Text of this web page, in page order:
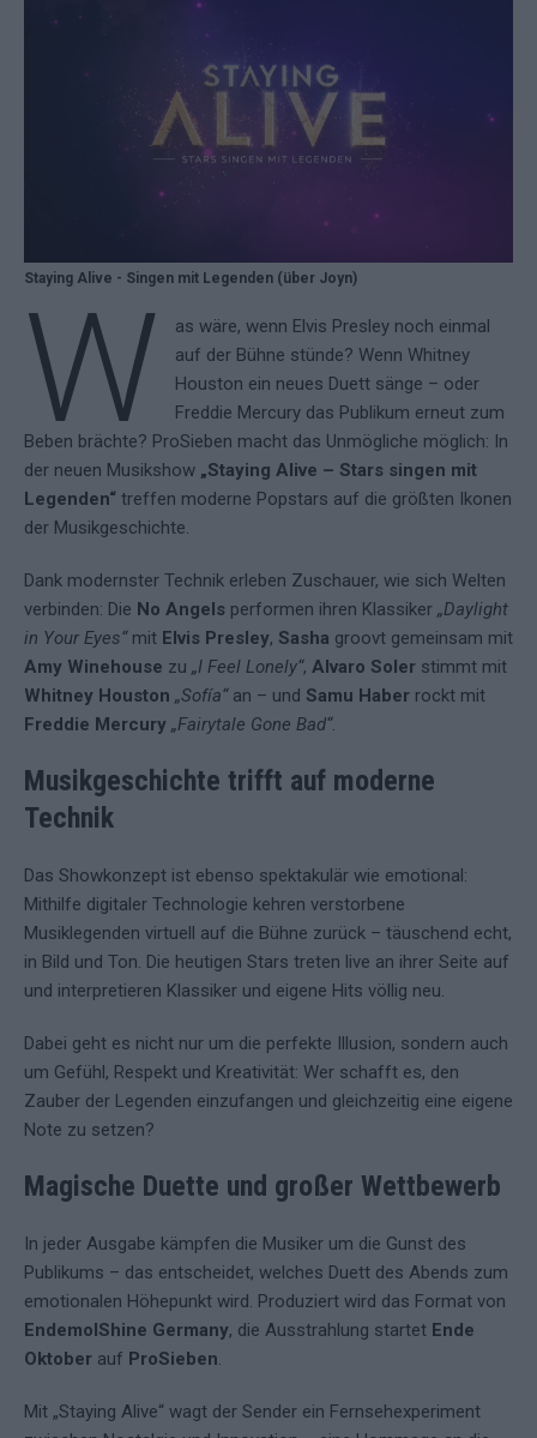
Staying Alive - Singen mit Legenden (über Joyn)
W
as wäre, wenn Elvis Presley noch einmal
auf der Bühne stünde? Wenn Whitney
Houston ein neues Duett sänge – oder
Freddie Mercury das Publikum erneut zum
Beben brächte? ProSieben macht das Unmögliche möglich: In
der neuen Musikshow „Staying Alive – Stars singen mit
Legenden“ treffen moderne Popstars auf die größten Ikonen
der Musikgeschichte.
Dank modernster Technik erleben Zuschauer, wie sich Welten
verbinden: Die No Angels performen ihren Klassiker „Daylight
in Your Eyes“mit Elvis Presley, Sasha groovt gemeinsam mit
Amy Winehouse zu „I Feel Lonely“, Alvaro Soler stimmt mit
Whitney Houston „Sofía“an – und Samu Haber rockt mit
Freddie Mercury „Fairytale Gone Bad“.
Musikgeschichte trifft auf moderne
Technik
Das Showkonzept ist ebenso spektakulär wie emotional:
Mithilfe digitaler Technologie kehren verstorbene
Musiklegenden virtuell auf die Bühne zurück – täuschend echt,
in Bild und Ton. Die heutigen Stars treten live an ihrer Seite auf
und interpretieren Klassiker und eigene Hits völlig neu.
Dabei geht es nicht nur um die perfekte Illusion, sondern auch
um Gefühl, Respekt und Kreativität: Wer schafft es, den
Zauber der Legenden einzufangen und gleichzeitig eine eigene
Note zu setzen?
Magische Duette und großer Wettbewerb
In jeder Ausgabe kämpfen die Musiker um die Gunst des
Publikums – das entscheidet, welches Duett des Abends zum
emotionalen Höhepunkt wird. Produziert wird das Format von
EndemolShine Germany, die Ausstrahlung startet Ende
Oktober auf ProSieben.
Mit „Staying Alive“ wagt der Sender ein Fernsehexperiment